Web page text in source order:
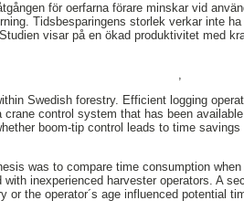
för oerfarna förare minskar vid
Tidsbesparingens storlek verkar inte
visar på en ökad produktivitet med
,
Swedish forestry. Efficient logging
control system that has been
boom-tip control leads to time
was to compare time consumption
inexperienced harvester operators. A
or the operator´s age influenced potential